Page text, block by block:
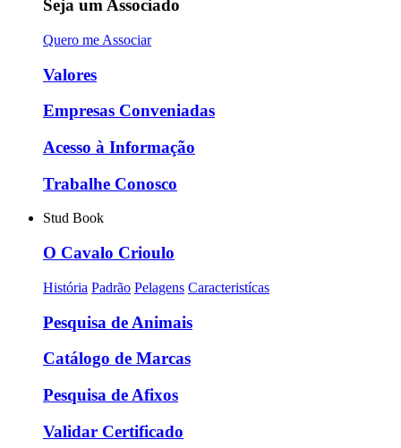
Seja um Associado
Quero me Associar
Valores
Empresas Conveniadas
Acesso à Informação
Trabalhe Conosco
Stud Book
O Cavalo Crioulo
História Padrão Pelagens Caracteristícas
Pesquisa de Animais
Catálogo de Marcas
Pesquisa de Afixos
Validar Certificado